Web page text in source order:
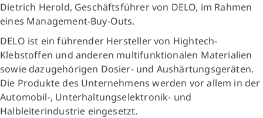
Dietrich Herold, Geschäftsführer von DELO, im Rahmen
eines Management-Buy-Outs.
DELO ist ein führender Hersteller von Hightech-
Klebstoffen und anderen multifunktionalen Materialien
sowie dazugehörigen Dosier- und Aushärtungsgeräten.
Die Produkte des Unternehmens werden vor allem in der
Automobil-, Unterhaltungselektronik- und
Halbleiterindustrie eingesetzt.